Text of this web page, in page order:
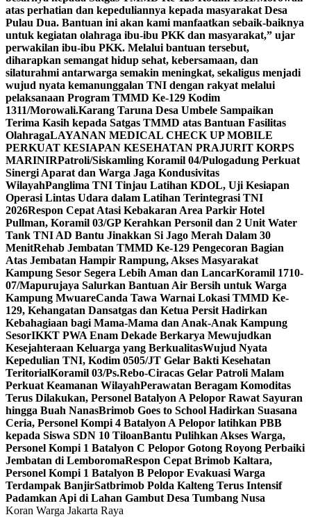
atas perhatian dan kepeduliannya kepada masyarakat Desa
Pulau Dua. Bantuan ini akan kami manfaatkan sebaik-baiknya
untuk kegiatan olahraga ibu-ibu PKK dan masyarakat,” ujar
perwakilan ibu-ibu PKK. Melalui bantuan tersebut,
diharapkan semangat hidup sehat, kebersamaan, dan
silaturahmi antarwarga semakin meningkat, sekaligus menjadi
wujud nyata kemanunggalan TNI dengan rakyat melalui
pelaksanaan Program TMMD Ke-129 Kodim
1311/Morowali.Karang Taruna Desa Umbele Sampaikan
Terima Kasih kepada Satgas TMMD atas Bantuan Fasilitas
OlahragaLAYANAN MEDICAL CHECK UP MOBILE
PERKUAT KESIAPAN KESEHATAN PRAJURIT KORPS
MARINIRPatroli/Siskamling Koramil 04/Pulogadung Perkuat
Sinergi Aparat dan Warga Jaga Kondusivitas
WilayahPanglima TNI Tinjau Latihan KDOL, Uji Kesiapan
Operasi Lintas Udara dalam Latihan Terintegrasi TNI
2026Respon Cepat Atasi Kebakaran Area Parkir Hotel
Pullman, Koramil 03/GP Kerahkan Personil dan 2 Unit Water
Tank TNI AD Bantu Jinakkan Si Jago Merah Dalam 30
MenitRehab Jembatan TMMD Ke-129 Pengecoran Bagian
Atas Jembatan Hampir Rampung, Akses Masyarakat
Kampung Sesor Segera Lebih Aman dan LancarKoramil 1710-
07/Mapurujaya Salurkan Bantuan Air Bersih untuk Warga
Kampung MwuareCanda Tawa Warnai Lokasi TMMD Ke-
129, Kehangatan Dansatgas dan Ketua Persit Hadirkan
Kebahagiaan bagi Mama-Mama dan Anak-Anak Kampung
SesorIKKT PWA Enam Dekade Berkarya Mewujudkan
Kesejahteraan Keluarga yang BerkualitasWujud Nyata
Kepedulian TNI, Kodim 0505/JT Gelar Bakti Kesehatan
TeritorialKoramil 03/Ps.Rebo-Ciracas Gelar Patroli Malam
Perkuat Keamanan WilayahPerawatan Beragam Komoditas
Terus Dilakukan, Personel Batalyon A Pelopor Rawat Sayuran
hingga Buah NanasBrimob Goes to School Hadirkan Suasana
Ceria, Personel Kompi 4 Batalyon A Pelopor latihkan PBB
kepada Siswa SDN 10 TiloanBantu Pulihkan Akses Warga,
Personel Kompi 1 Batalyon C Pelopor Gotong Royong Perbaiki
Jembatan di LemboromaRespon Cepat Brimob Kaltara,
Personel Kompi 1 Batalyon B Pelopor Evakuasi Warga
Terdampak BanjirSatbrimob Polda Kalteng Terus Intensif
Padamkan Api di Lahan Gambut Desa Tumbang Nusa
Koran Warga Jakarta Raya